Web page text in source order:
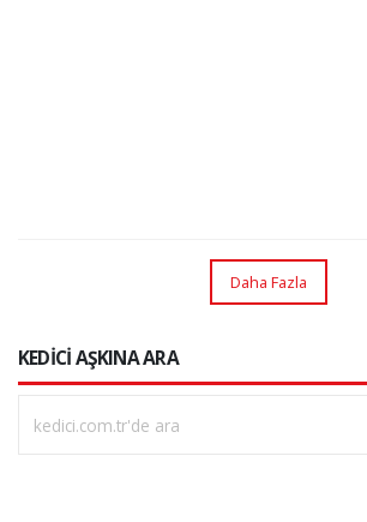
Daha Fazla
KEDİCİ AŞKINA ARA